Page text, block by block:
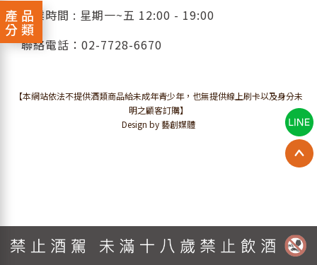
產品
分類
營業時間 : 星期一~五 12:00 - 19:00
聯絡電話： 02-7728-6670
【本網站依法不提供酒類商品給未成年青少年，也無提供線上刷卡以及身分未
明之顧客訂購】
Design by 藝創媒體